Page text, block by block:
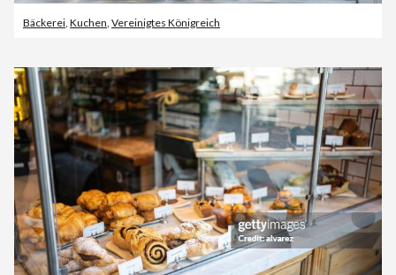
Bäckerei Kuchen Vereinigtes Königreich